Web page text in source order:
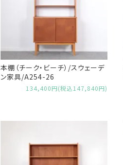
本棚（チーク・ビーチ）/スウェーデ
ン家具/A254-26
134,400円(税込147,840円)